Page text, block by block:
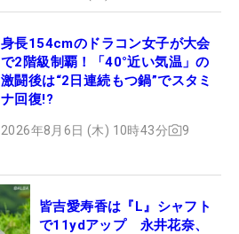
身長154cmのドラコン女子が大会
で2階級制覇！「40°近い気温」の
激闘後は“2日連続もつ鍋”でスタミ
ナ回復!?
2026年8月6日 (木) 10時43分 9
皆吉愛寿香は『L』シャフト
で11ydアップ 永井花奈、